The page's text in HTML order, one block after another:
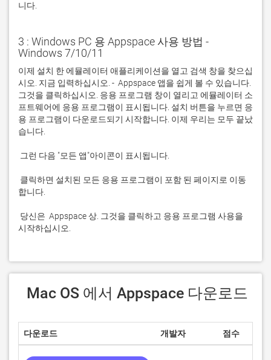
니다.
3 : Windows PC 용 Appspace 사용 방법 -
Windows 7/10/11
이제 설치 한 에뮬레이터 애플리케이션을 열고 검색 창을 찾으십
시오. 지금 입력하십시오. -  Appspace 앱을 쉽게 볼 수 있습니다.
그것을 클릭하십시오. 응용 프로그램 창이 열리고 에뮬레이터 소
프트웨어에 응용 프로그램이 표시됩니다. 설치 버튼을 누르면 응
용 프로그램이 다운로드되기 시작합니다. 이제 우리는 모두 끝났
시작하십시오.
Mac OS 에서 Appspace 다운로드
다운로드 개발자 점수